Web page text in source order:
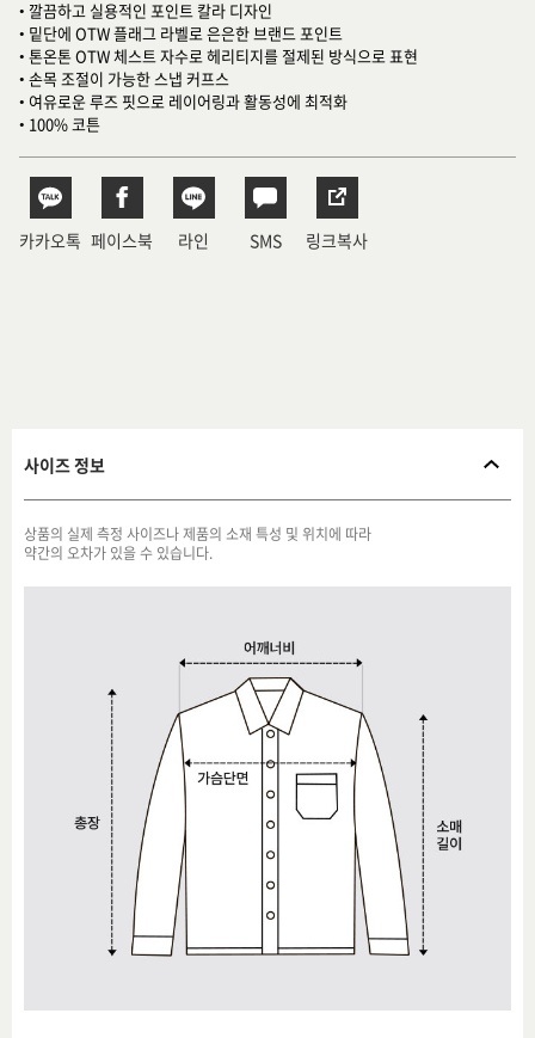
• 깔끔하고 실용적인 포인트 칼라 디자인
• 밑단에 OTW 플래그 라벨로 은은한 브랜드 포인트
• 톤온톤 OTW 체스트 자수로 헤리티지를 절제된 방식으로 표현
• 손목 조절이 가능한 스냅 커프스
• 여유로운 루즈 핏으로 레이어링과 활동성에 최적화
• 100% 코튼
카카오톡 페이스북 라인 SMS 링크복사
사이즈 정보
상품의 실제 측정 사이즈나 제품의 소재 특성 및 위치에 따라
약간의 오차가 있을 수 있습니다.